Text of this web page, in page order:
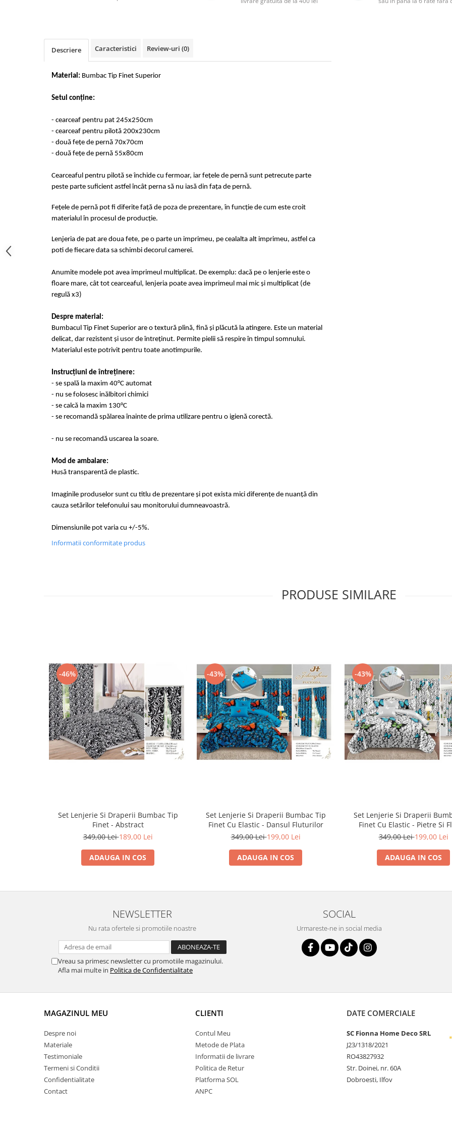
Cearceaf cu elastic
Cearceaf normal
Lenjerii Pufoase Fluffy/ Rabbit
Bumbac 100%
Lenjerii Satin Premium
Lenjerii Jacquard
Lenjerii Creponate
Set Lenjerie + Draperii Pat Dublu
Huse Impermeabile 160x200cm
Huse Impermeabile 180x200cm
Descriere Caracteristici Review-uri (0)
Material: Bumbac Tip Finet Superior
Setul conține:
- cearceaf pentru pat 245x250cm
- cearceaf pentru pilotă 200x230cm
- două fețe de pernă 70x70cm
- două fețe de pernă 55x80cm
Cearceaful pentru pilotă se închide cu fermoar, iar fețele de pernă sunt petrecute parte
peste parte suficient astfel încât perna să nu iasă din fața de pernă.
Fețele de pernă pot fi diferite față de poza de prezentare, în funcție de cum este croit
materialul în procesul de producție.
Lenjeria de pat are doua fete, pe o parte un imprimeu, pe cealalta alt imprimeu, astfel ca
poti de fiecare data sa schimbi decorul camerei.
Anumite modele pot avea imprimeul multiplicat. De exemplu: dacă pe o lenjerie este o
floare mare, cât tot cearceaful, lenjeria poate avea imprimeul mai mic și multiplicat (de
regulă x3)
Despre material:
Bumbacul Tip Finet Superior are o textură plină, fină și plăcută la atingere. Este un material
delicat, dar rezistent și usor de întreținut. Permite pielii să respire în timpul somnului.
Materialul este potrivit pentru toate anotimpurile.
Instrucțiuni de întreținere:
- se spală la maxim 40°C automat
- nu se folosesc inălbitori chimici
- se calcă la maxim 130°C
- se recomandă spălarea înainte de prima utilizare pentru o igienă corectă.
- nu se recomandă uscarea la soare.
Mod de ambalare:
Husă transparentă de plastic.
Imaginile produselor sunt cu titlu de prezentare și pot exista mici diferențe de nuanță din
cauza setărilor telefonului sau monitorului dumneavoastră.
Dimensiunile pot varia cu +/-5%.
Informatii conformitate produs
PRODUSE SIMILARE
-46%
Set Lenjerie Si Draperii Bumbac Tip
Finet - Abstract
349,00 Lei189,00 Lei
ADAUGA IN COS
-43%
Set Lenjerie Si Draperii Bumbac Tip
Finet Cu Elastic - Dansul Fluturilor
349,00 Lei199,00 Lei
ADAUGA IN COS
-43%
Set Lenjerie Si Draperii
Finet Cu Elastic - Pietre Si
349,00 Lei199,00 Lei
ADAUGA IN COS
NEWSLETTER
Nu rata ofertele si promotiile noastre
Vreau sa primesc newsletter cu promotiile magazinului.
Afla mai multe in Politica de Confidentialitate
SOCIAL
Urmareste-ne in social media
MAGAZINUL MEU
Despre noi
Materiale
Testimoniale
Termeni si Conditii
Confidentialitate
Contact
CLIENTI
Contul Meu
Metode de Plata
Informatii de livrare
Politica de Retur
Platforma SOL
ANPC
DATE COMERCIALE
SC Fionna Home Deco SRL
J23/1318/2021
RO43827932
Str. Doinei, nr. 60A
Dobroesti, Ilfov